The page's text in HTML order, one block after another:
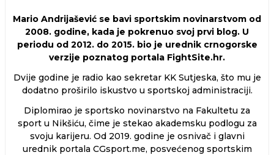
Mario Andrijašević se bavi sportskim novinarstvom od
2008. godine, kada je pokrenuo svoj prvi blog. U
periodu od 2012. do 2015. bio je urednik crnogorske
verzije poznatog portala FightSite.hr.
Dvije godine je radio kao sekretar KK Sutjeska, što mu je
dodatno proširilo iskustvo u sportskoj administraciji.
Diplomirao je sportsko novinarstvo na Fakultetu za
sport u Nikšiću, čime je stekao akademsku podlogu za
svoju karijeru. Od 2019. godine je osnivač i glavni
urednik portala CGsport.me, posvećenog sportskim